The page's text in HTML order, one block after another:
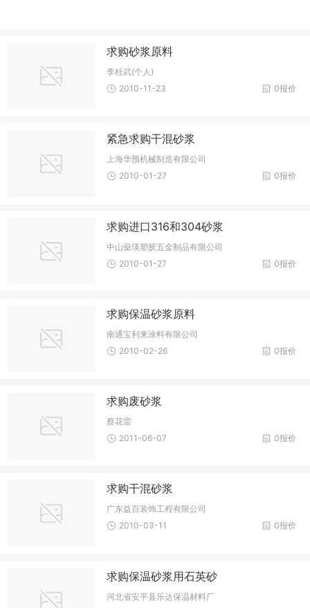
求购砂浆原料
李桂武(个人)
0报价
2010-11-23
紧急求购干混砂浆
上海华预机械制造有限公司
0报价
2010-01-27
求购进口316和304砂浆
中山燊瑛塑胶五金制品有限公司
0报价
2010-01-27
求购保温砂浆原料
南通宝利来涂料有限公司
0报价
2010-02-26
求购废砂浆
蔡花雷
0报价
2011-06-07
求购干混砂浆
广东益百装饰工程有限公司
0报价
2010-03-11
求购保温砂浆用石英砂
河北省安平县乐达保温材料厂